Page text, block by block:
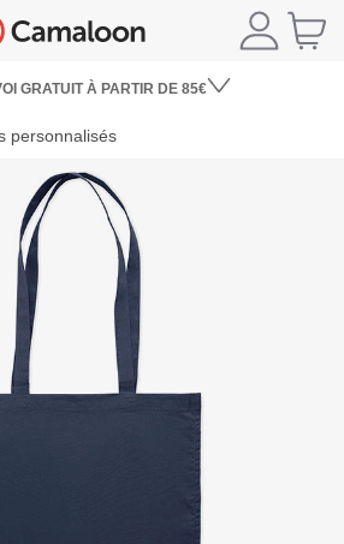
GRATUIT À PARTIR DE 85€
personnalisés